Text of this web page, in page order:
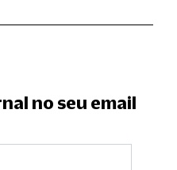
no seu email